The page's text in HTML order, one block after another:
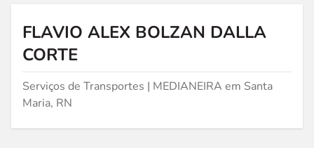
FLAVIO ALEX BOLZAN DALLA
CORTE
Serviços de Transportes | MEDIANEIRA em Santa
Maria, RN